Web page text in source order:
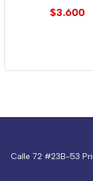
$3.600
Calle 72 #23B-53